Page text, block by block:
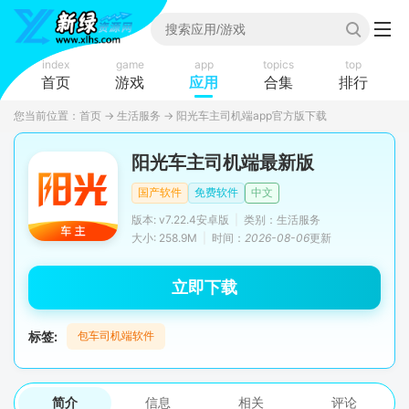
index
首页
game
游戏
app
应用
topics
合集
top
排行
您当前位置： 首页 → 生活服务 → 阳光车主司机端app官方版下载
阳光车主司机端最新版
国产软件 免费软件
中文
版本: v7.22.4安卓版
类别：生活服务
大小: 258.9M
时间： 2026-08-06更新
立即下载
标签: 包车司机端软件
简介 信息 相关 评论